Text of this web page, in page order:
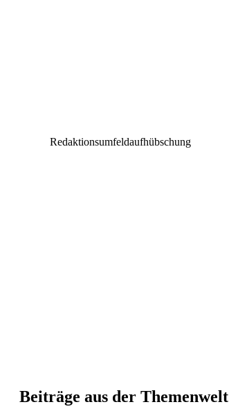
Redaktionsumfeldaufhübschung
Beiträge aus der Themenwelt